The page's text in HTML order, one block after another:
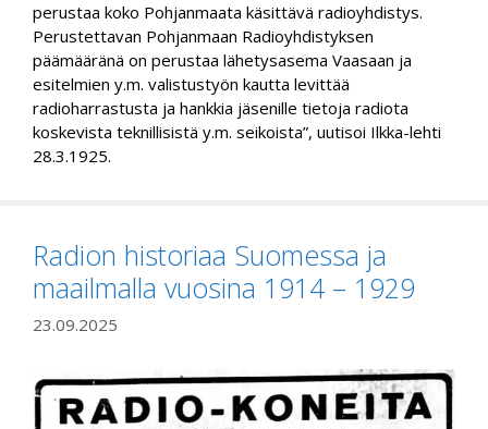
perustaa koko Pohjanmaata käsittävä radioyhdistys.
Perustettavan Pohjanmaan Radioyhdistyksen
päämääränä on perustaa lähetysasema Vaasaan ja
esitelmien y.m. valistustyön kautta levittää
radioharrastusta ja hankkia jäsenille tietoja radiota
koskevista teknillisistä y.m. seikoista”, uutisoi Ilkka-lehti
28.3.1925.
Radion historiaa Suomessa ja
maailmalla vuosina 1914 – 1929
23.09.2025